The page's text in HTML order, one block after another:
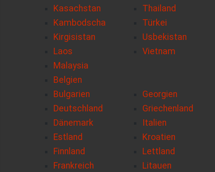
Kasachstan
Kambodscha
Kirgisistan
Laos
Malaysia
Thailand
Türkei
Usbekistan
Vietnam
Belgien
Bulgarien
Deutschland
Dänemark
Estland
Finnland
Frankreich
Georgien
Griechenland
Italien
Kroatien
Lettland
Litauen